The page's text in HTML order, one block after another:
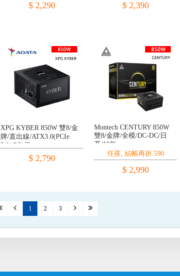
$ 2,290 $ 2,390
XPG KYBER 850W 雙8/金
牌/直出線/ATX3.0(PCIe
5.0)/5年保
$ 2,790
Montech CENTURY 850W
雙8/金牌/全模/DC-DC/日
系/10年
任搭, 結帳再折 590
$ 2,990
1 2 3